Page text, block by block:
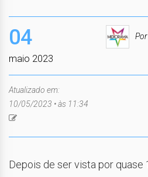
04
maio 2023
Por
Atualizado em:
10/05/2023 • às 11:34
Depois de ser vista por